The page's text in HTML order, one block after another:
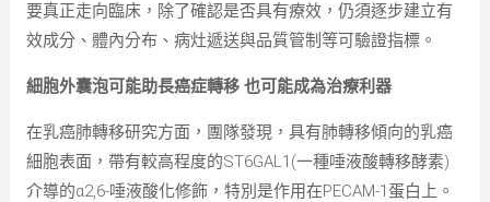
要真正走向臨床，除了確認是否具有療效，仍須逐步建立有
效成分、體內分布、病灶遞送與品質管制等可驗證指標。
細胞外囊泡可能助長癌症轉移 也可能成為治療利器
在乳癌肺轉移研究方面，團隊發現，具有肺轉移傾向的乳癌
細胞表面，帶有較高程度的ST6GAL1(一種唾液酸轉移酵素)
介導的α2,6-唾液酸化修飾，特別是作用在PECAM-1蛋白上。